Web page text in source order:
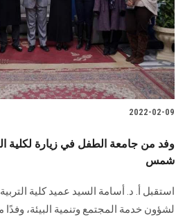
2022-02-09
وفد من جامعة الطفل في زيارة لكلية
شمس
استقبل أ. د. أسامة السيد عميد كلية
لشؤون خدمة المجتمع وتنمية البيئة،